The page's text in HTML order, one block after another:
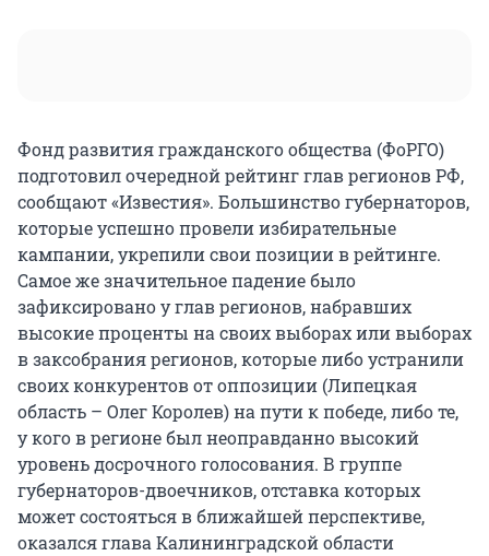
Фонд развития гражданского общества (ФоРГО)
подготовил очередной рейтинг глав регионов РФ,
сообщают «Известия». Большинство губернаторов,
которые успешно провели избирательные
кампании, укрепили свои позиции в рейтинге.
Самое же значительное падение было
зафиксировано у глав регионов, набравших
высокие проценты на своих выборах или выборах
в заксобрания регионов, которые либо устранили
своих конкурентов от оппозиции (Липецкая
область – Олег Королев) на пути к победе, либо те,
у кого в регионе был неоправданно высокий
уровень досрочного голосования. В группе
губернаторов-двоечников, отставка которых
может состояться в ближайшей перспективе,
оказался глава Калининградской области